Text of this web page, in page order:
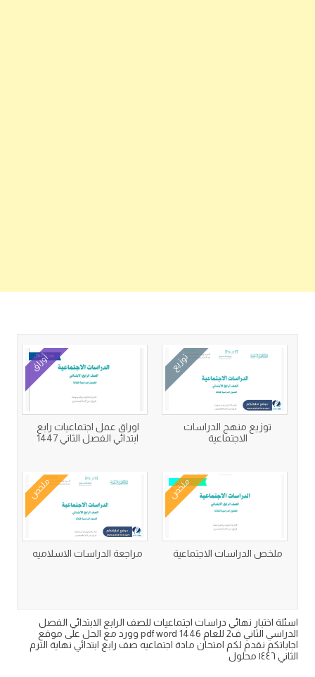
توزيع
توزيع منهج الدراسات
الاجتماعية
أوراق
اوراق عمل اجتماعيات رابع
ابتدائي الفصل الثاني 1447
ملخص
ملخص الدراسات الاجتماعية
ملخص
مراجعة الدراسات الاسلاميه
اسئلة اختبار نهائي دراسات اجتماعيات للصف الرابع الابتدائي الفصل
الدراسي الثاني ف2 للعام 1446 pdf word وورد مع الحل على موقع
اجاباتكم نقدم لكم امتحان مادة اجتماعيه صف رابع ابتدائي نهاية الترم
الثاني ١٤٤٦ محلول